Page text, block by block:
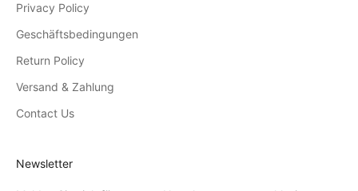
Privacy Policy
Geschäftsbedingungen
Return Policy
Versand & Zahlung
Contact Us
Newsletter